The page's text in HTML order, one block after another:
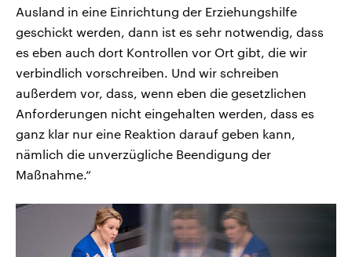
Ausland in eine Einrichtung der Erziehungshilfe
geschickt werden, dann ist es sehr notwendig, dass
es eben auch dort Kontrollen vor Ort gibt, die wir
verbindlich vorschreiben. Und wir schreiben
außerdem vor, dass, wenn eben die gesetzlichen
Anforderungen nicht eingehalten werden, dass es
ganz klar nur eine Reaktion darauf geben kann,
nämlich die unverzügliche Beendigung der
Maßnahme.“